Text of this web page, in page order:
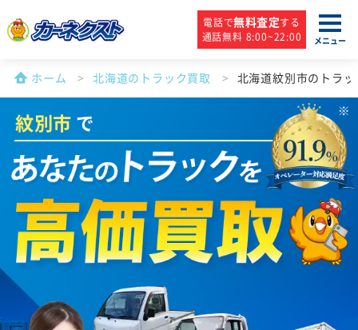
電話で無料査定する
通話無料 8:00~22:00
メニュー
ホーム 北海道のトラック買取 北海道紋別市のトラ
紋別市 で